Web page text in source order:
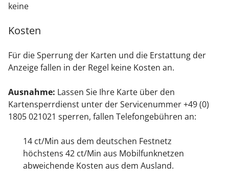
keine
Kosten
Für die Sperrung der Karten und die Erstattung der
Anzeige fallen in der Regel keine Kosten an.
Ausnahme: Lassen Sie Ihre Karte über den
Kartensperrdienst unter der Servicenummer +49 (0)
1805 021021 sperren, fallen Telefongebühren an:
14 ct/Min aus dem deutschen Festnetz
höchstens 42 ct/Min aus Mobilfunknetzen
abweichende Kosten aus dem Ausland.